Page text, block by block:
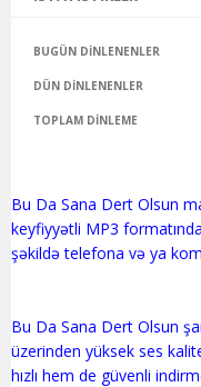
BUGÜN DINLENENLER
DÜN DINLENENLER
TOPLAM DINLEME
Bu Da Sana Dert Olsun
keyfiyyətli MP3
şəkildə telefona və ya
Bu Da Sana Dert Olsun
üzerinden yüksek ses
hızlı hem de güvenli